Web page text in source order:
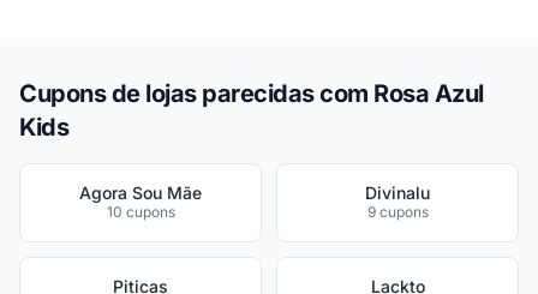
Cupons de lojas parecidas com Rosa Azul
Kids
Agora Sou Mãe
10 cupons
Divinalu
9 cupons
Piticas Lackto